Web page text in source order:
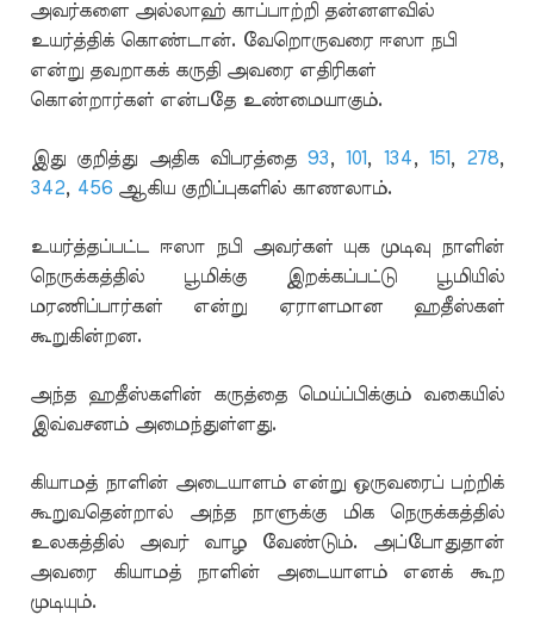
அவர்களை அல்லாஹ் காப்பாற்றி தன்னளவில்
உயர்த்திக் கொண்டான். வேறொருவரை ஈஸா நபி
என்று தவறாகக் கருதி அவரை எதிரிகள்
கொன்றார்கள் என்பதே உண்மையாகும்.
இது குறித்து அதிக விபரத்தை 93,101, 134, 151, 278,
342, 456 ஆகிய குறிப்புகளில் காணலாம்.
உயர்த்தப்பட்ட ஈஸா நபி அவர்கள் யுக முடிவு நாளின்
நெருக்கத்தில் பூமிக்கு இறக்கப்பட்டு பூமியில்
மரணிப்பார்கள் என்று ஏராளமான ஹதீஸ்கள்
கூறுகின்றன.
அந்த ஹதீஸ்களின் கருத்தை மெய்ப்பிக்கும் வகையில்
இவ்வசனம் அமைந்துள்ளது.
கியாமத் நாளின் அடையாளம் என்று ஒருவரைப் பற்றிக்
கூறுவதென்றால் அந்த நாளுக்கு மிக நெருக்கத்தில்
உலகத்தில் அவர் வாழ வேண்டும். அப்போதுதான்
அவரை கியாமத் நாளின் அடையாளம் எனக் கூற
முடியும்.